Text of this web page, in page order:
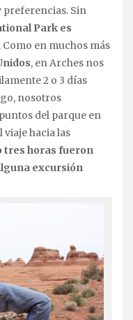
preferencias. Sin
Park es
. Como en muchos más
, en Arches nos
2 o 3 días
nosotros
del parque en
hacia las
tres horas fueron
excursión